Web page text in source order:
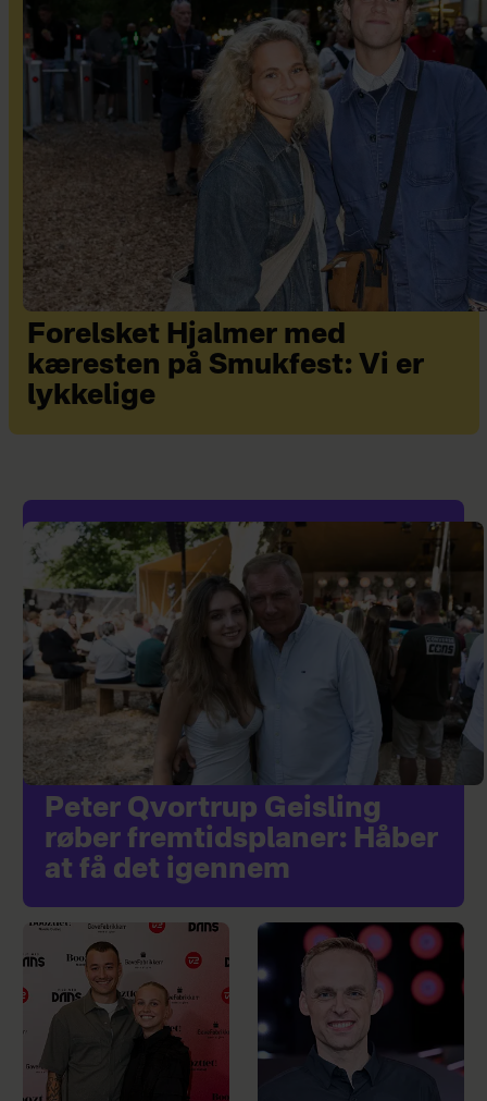
Forelsket Hjalmer med
kæresten på Smukfest: Vi er
lykkelige
Peter Qvortrup Geisling
røber fremtidsplaner: Håber
at få det igennem